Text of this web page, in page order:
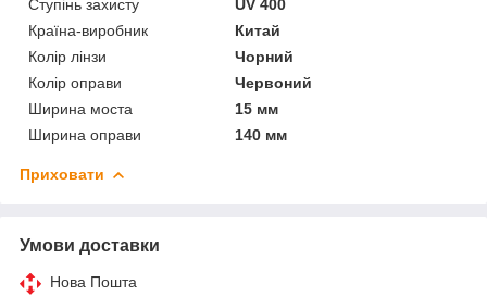
Ступінь захисту
UV 400
Країна-виробник
Китай
Колір лінзи
Чорний
Колір оправи
Червоний
Ширина моста
15 мм
Ширина оправи
140 мм
Приховати
Умови доставки
Нова Пошта